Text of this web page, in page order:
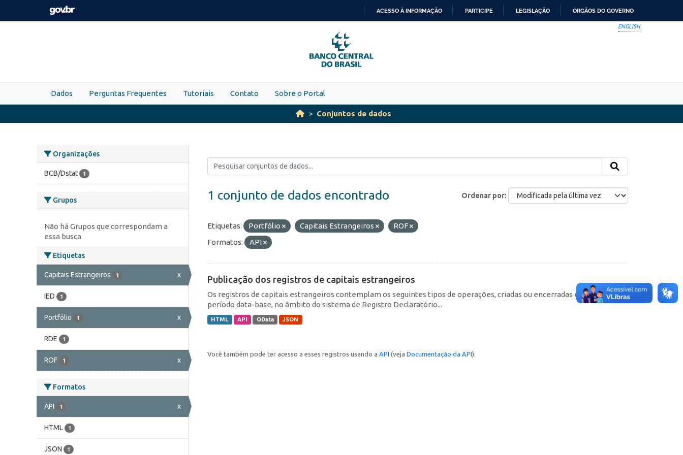
Skip to main content
PARA
O
CONTEÚDO
ACESSO À INFORMAÇÃO PARTICIPE LEGISLAÇÃO ÓRGÃOS DO GOVERNO
ENGLISH
Dados Perguntas Frequentes Tutoriais Contato Sobre o Portal
Conjuntos de dados
Organizações
BCB/Dstat 1
Grupos
Não há Grupos que correspondam a
essa busca
Etiquetas
Capitais Estrangeiros 1 x
IED 1
Portfólio 1 x
RDE 1
ROF 1 x
Formatos
API 1 x
HTML 1
JSON 1
Ordenar por
1 conjunto de dados encontrado
Etiquetas: Portfólio Capitais Estrangeiros
ROF
Formatos:
API
Publicação dos registros de capitais estrangeiros
Os registros de capitais estrangeiros contemplam os seguintes tipos de operações, criadas ou encerradas em cada
período data-base, no âmbito do sistema de Registro Declaratório...
HTML API OData JSON
Você também pode ter acesso a esses registros usando a API (veja Documentação da API).